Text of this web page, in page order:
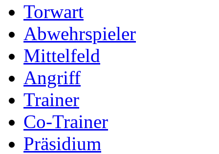
Torwart
Abwehrspieler
Mittelfeld
Angriff
Trainer
Co-Trainer
Präsidium